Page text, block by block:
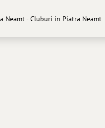
Neamt - Cluburi in Piatra Neamt